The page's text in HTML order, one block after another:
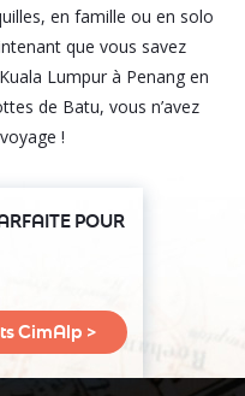
en famille ou en solo
que vous savez
Lumpur à Penang en
de Batu, vous n’avez
!
POUR
CimAlp >